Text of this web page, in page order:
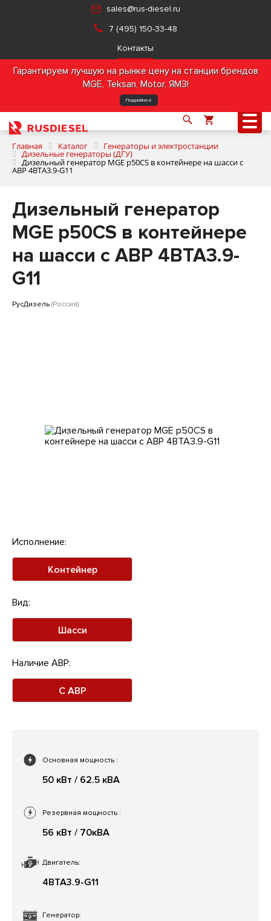
sales@rus-diesel.ru
7 (495) 150-33-48
Контакты
Гарантируем лучшую на рынке цену на станции брендов
MGE, Teksan, Motor, ЯМЗ!
Подробнее
Продукция
Главная Каталог Генераторы и электростанции
Дизельные генераторы (ДГУ)
Дизельный генератор MGE p50CS в контейнере на шасси с
АВР 4BTA3.9-G11
Дизельный генератор
MGE p50CS в контейнере
на шасси с АВР 4BTA3.9-
G11
РусДизель (Россия)
Исполнение:
Контейнер
Вид:
Шасси
Наличие АВР:
С АВР
Основная мощность :
50 кВт / 62.5 кВА
Двигатель:
4BTA3.9-G11
Резервная мощность :
56 кВт / 70кВА
Генератор: